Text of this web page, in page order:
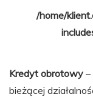
/home/
Kredyt obrotowy
bieżącej